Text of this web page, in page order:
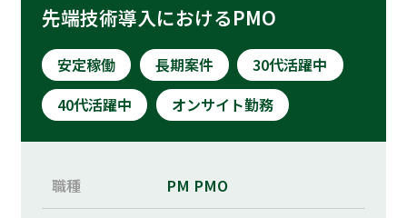
先端技術導入におけるPMO
安定稼働 長期案件
30代活躍中
40代活躍中
オンサイト勤務
職種 PM PMO
プライバシーポリシー
お問い合わせ
ご利用規約